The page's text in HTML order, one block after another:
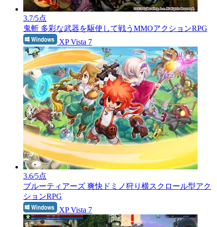
3.7/5点
鬼斬 多彩な武器を駆使して戦うMMOアクションRPG
XP Vista 7
3.6/5点
ブルーティアーズ 爽快ドミノ狩り横スクロール型アク
ションRPG
XP Vista 7